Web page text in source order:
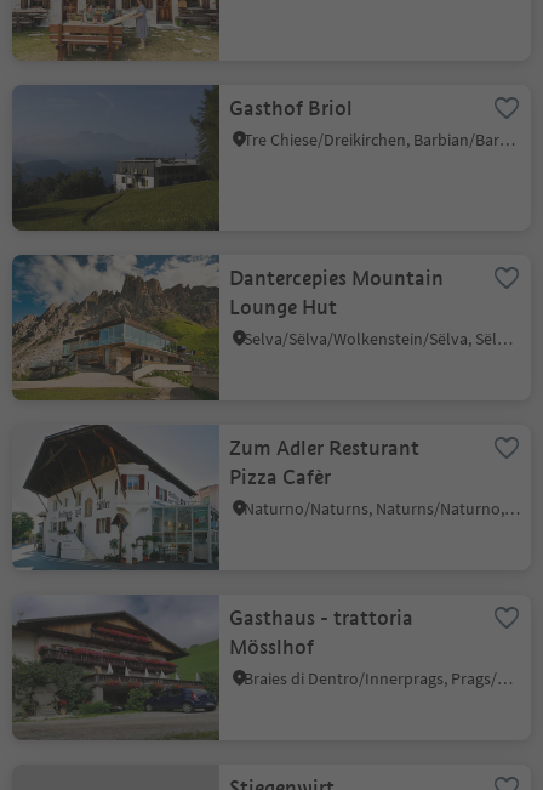
Gasthof Briol
Tre Chiese/Dreikirchen, Barbian/Barbiano, Brixen/Bressanone and environs
Dantercepies Mountain
Lounge Hut
Selva/Sëlva/Wolkenstein/Sëlva, Sëlva/Selva di Val Gardena, Dolomites Region Val Gardena
Zum Adler Resturant
Pizza Cafèr
Naturno/Naturns, Naturns/Naturno, Meran/Merano and environs
Gasthaus - trattoria
Mösslhof
Braies di Dentro/Innerprags, Prags/Braies, Dolomites Region 3 Zinnen